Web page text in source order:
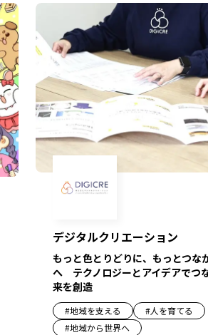
デジタルクリエーション
もっと色とりどりに、もっとつな
へ テクノロジーとアイデアでつ
来を創造
#地域を支える #人を育てる
#地域から世界へ